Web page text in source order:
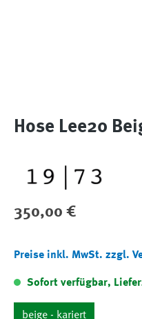
Hose Lee20
Regulärer Preis:
350,00 €
Preise inkl. MwSt. zzgl.
Sofort verfügbar,
beige - kariert